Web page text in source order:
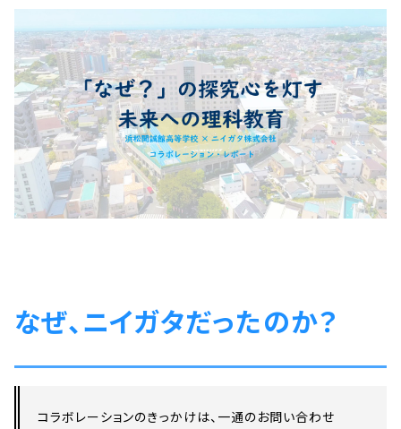
なぜ、ニイガタだったのか？
コラボレーションのきっかけは、一通のお問い合わせ